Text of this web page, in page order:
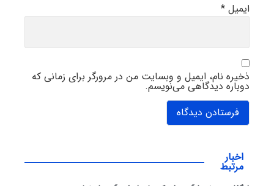
ایمیل *
ذخیره نام، ایمیل و وبسایت من در مرورگر برای زمانی که
دوباره دیدگاهی می‌نویسم.
اخبار
مرتبط